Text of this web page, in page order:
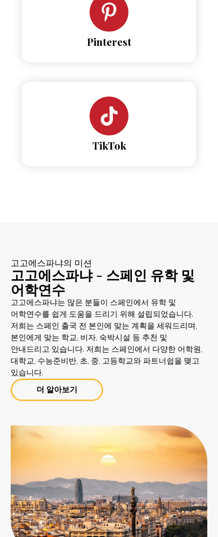
Pinterest
TikTok
고고에스파냐의 미션
고고에스파냐 - 스페인 유학 및
어학연수
고고에스파냐는 많은 분들이 스페인에서 유학 및
어학연수를 쉽게 도움을 드리기 위해 설립되었습니다.
저희는 스페인 출국 전 본인에 맞는 계획을 세워드리며,
본인에게 맞는 학교, 비자, 숙박시설 등 추천 및
안내드리고 있습니다. 저희는 스페인에서 다양한 어학원,
대학교, 수능준비반, 초, 중, 고등학교와 파트너쉽을 맺고
있습니다.
더 알아보기